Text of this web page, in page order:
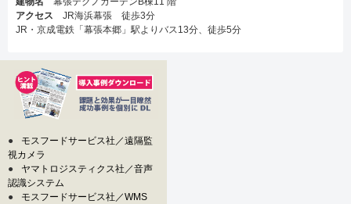
アクセス JR海浜幕張 徒歩3分
JR・京成電鉄「幕張本郷」駅よりバス13分、徒歩5分
●
モスフードサービス社／遠隔監
視カメラ
●
ヤマトロジスティクス社／音声
認識システム
●
モスフードサービス社／WMS